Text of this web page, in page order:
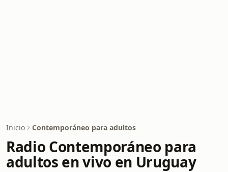
Inicio Contemporáneo para adultos
Radio Contemporáneo para
adultos en vivo en Uruguay